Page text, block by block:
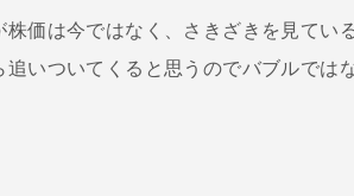
株価は今ではなく、さきざきを見てい
いついてくると思うのでバブルでは